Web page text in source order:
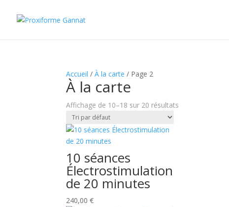
Accueil /À la carte / Page 2
À la carte
Affichage de 10–18 sur 20 résultats
10 séances
Électrostimulation
de 20 minutes
240,00€